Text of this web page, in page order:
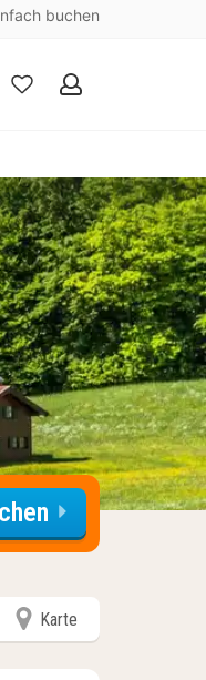
buchen
Meine
Karte